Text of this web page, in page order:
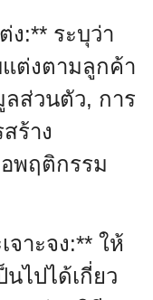
:** ระบุว่า
ต่งตามลูกค้า
ส่วนตัว, การ
ร้าง
พฤติกรรม
จาะจง:** ให้
ไปได้เกี่ยว